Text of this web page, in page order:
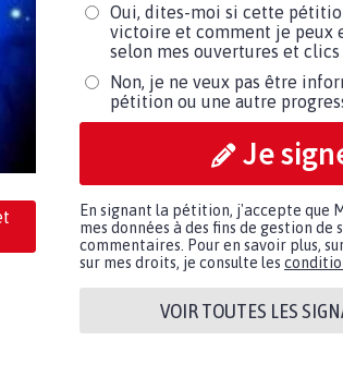
Oui, dites-moi si cette
victoire et comment je peux
selon mes ouvertures et clics
Non, je ne veux pas être
pétition ou une autre
Je
En signant la pétition, j'accepte que
mes données à des fins de gestion de
commentaires. Pour en savoir plus,
sur mes droits, je consulte les
VOIR TOUTES LES